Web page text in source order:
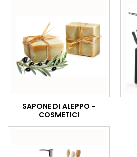
SAPONE DI ALEPPO -
COSMETICI